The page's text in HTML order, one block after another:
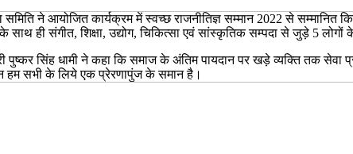
समिति ने आयोजित कार्यक्रम में स्वच्छ राजनीतिज्ञ सम्मान 2022 से
ही संगीत, शिक्षा, उद्योग, चिकित्सा एवं सांस्कृतिक सम्पदा से जुड़े 5 लोगों
पुष्कर सिंह धामी ने कहा कि समाज के अंतिम पायदान पर खड़े व्यक्ति तक
हम सभी के लिये एक प्रेरणापुंज के समान है।